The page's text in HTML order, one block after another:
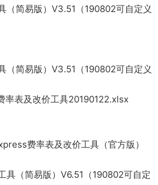
（简易版）V3.51（190802可自定义
（简易版）V3.51（190802可自定义
率表及改价工具20190122.xlsx
费率表及改价工具（官方版）
具（简易版）V6.51（190802可自定